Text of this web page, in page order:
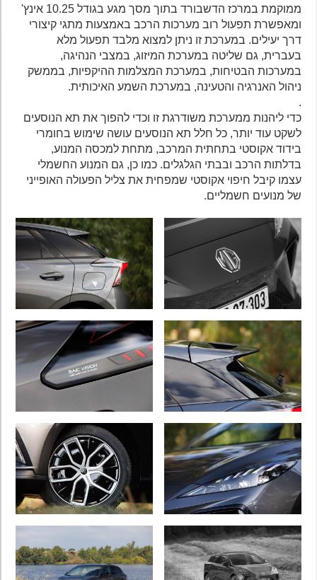
ממוקמת במרכז הדשבורד בתוך מסך מגע בגודל 10.25 אינץ'
ומאפשרת תפעול רוב מערכות הרכב באמצעות מתגי קיצורי
דרך יעילים. במערכת זו ניתן למצוא מלבד תפעול מלא
בעברית, גם שליטה במערכת המיזוג, במצבי הנהיגה,
במערכות הבטיחות, במערכת המצלמות ההיקפיות, בממשק
ניהול האנרגיה והטעינה, במערכת השמע האיכותית.
כדי ליהנות ממערכת משודרגת זו וכדי להפוך את תא הנוסעים
לשקט עוד יותר, כל חלל תא הנוסעים עושה שימוש בחומרי
בידוד אקוסטי בתחתית המרכב, מתחת למכסה המנוע,
בדלתות הרכב ובבתי הגלגלים. כמו כן, גם המנוע החשמלי
עצמו קיבל חיפוי אקוסטי שמפחית את צליל הפעולה האופייני
של מנועים חשמליים.